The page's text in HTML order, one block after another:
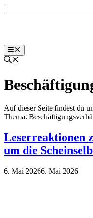
Inhalt
Menü
Auf dieser Seite findest du
Thema:
Leserreaktionen
um die
6. Mai 20266. Mai 2026